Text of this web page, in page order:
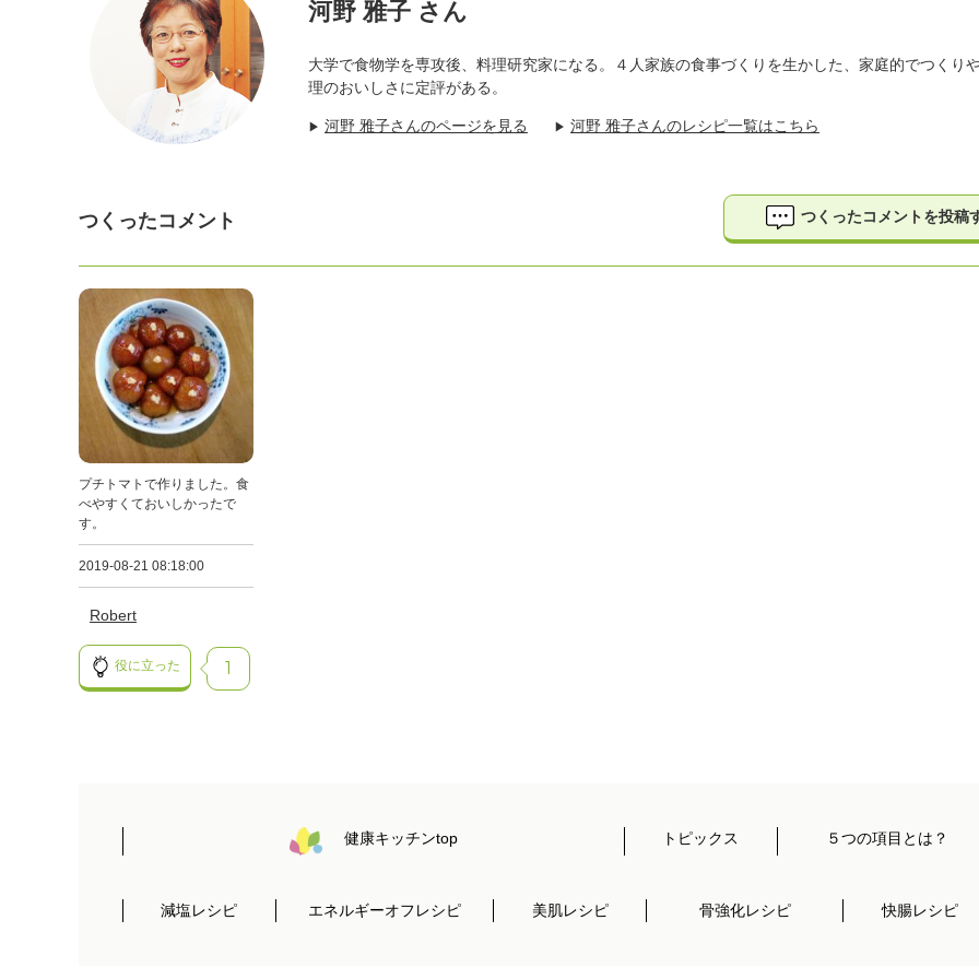
河野 雅子 さん
大学で食物学を専攻後、料理研究家になる。４人家族の食事づくりを生かした、家庭的でつくり
理のおいしさに定評がある。
▶ 河野 雅子さんのページを見る ▶ 河野 雅子さんのレシピ一覧はこちら
つくったコメント つくったコメントを投稿
プチトマトで作りました。食
べやすくておいしかったで
す。
2019-08-21 08:18:00
Robert
役に立った 1
健康キッチンtop トピックス ５つの項目とは？
減塩レシピ エネルギーオフレシピ 美肌レシピ 骨強化レシピ 快腸レシピ